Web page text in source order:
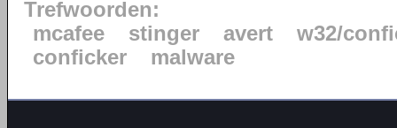
Trefwoorden:
mcafee
stinger avert
w32/
conficker
malware